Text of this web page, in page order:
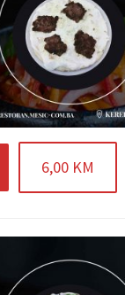
6,00 KM